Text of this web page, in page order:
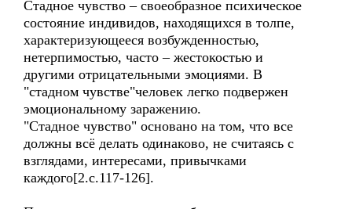
Стадное чувство – своеобразное психическое
состояние индивидов, находящихся в толпе,
характеризующееся возбужденностью,
нетерпимостью, часто – жестокостью и
другими отрицательными эмоциями. В
"стадном чувстве"человек легко подвержен
эмоциональному заражению.
"Стадное чувство" основано на том, что все
должны всё делать одинаково, не считаясь с
взглядами, интересами, привычками
каждого[2.с.117-126].